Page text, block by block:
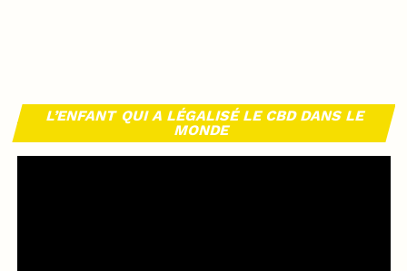
L’ENFANT QUI A LÉGALISÉ LE CBD DANS LE
MONDE